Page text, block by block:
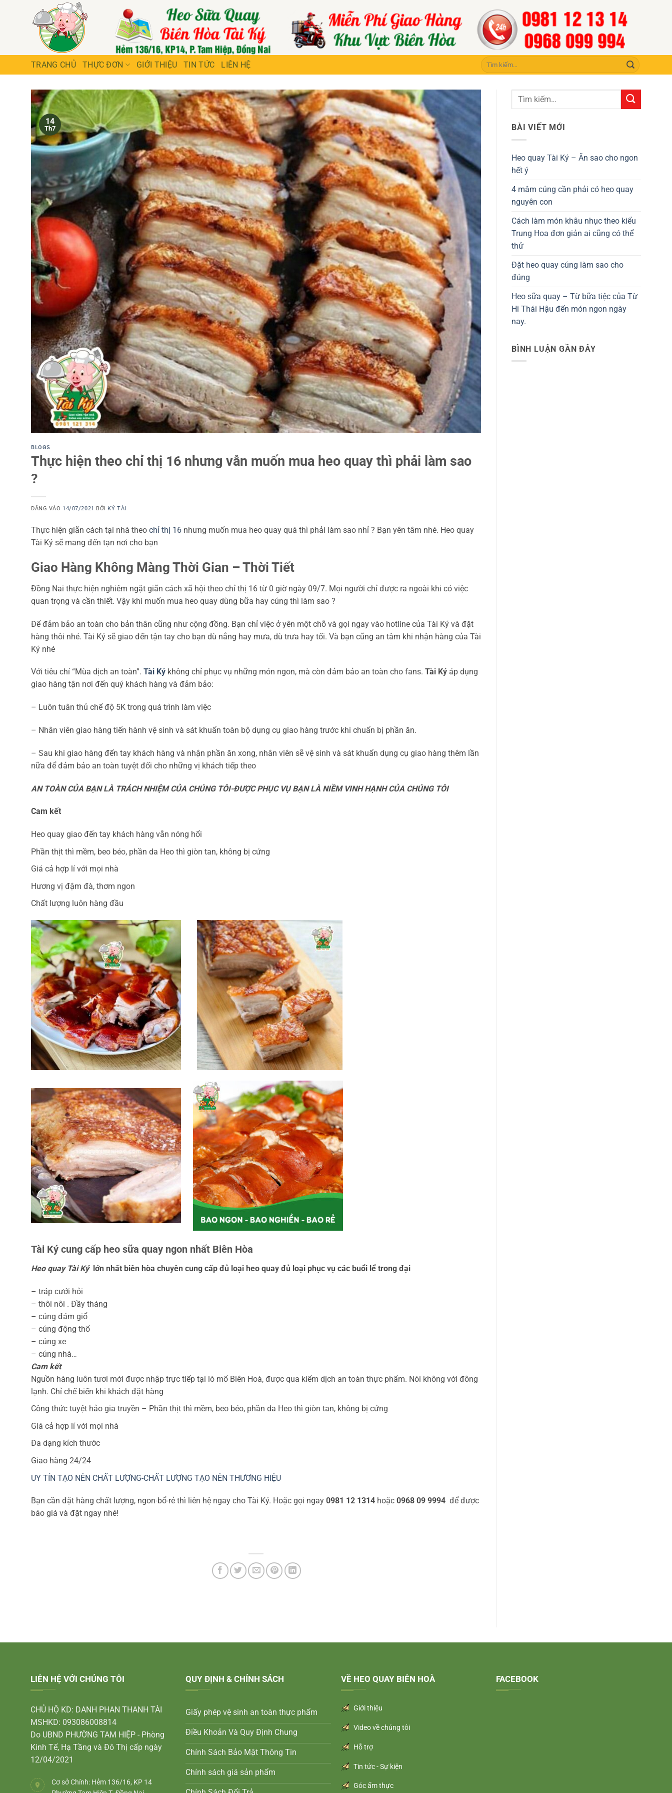
TRANG CHỦ THỰC ĐƠN GIỚI THIỆU TIN TỨC LIÊN HỆ
Tìm
kiếm:
14
Th7
BLOGS
Thực hiện theo chỉ thị 16 nhưng vẫn muốn mua heo quay thì phải làm sao
?
ĐĂNG VÀO 14/07/2021 BỞI KÝ TÀI
Thực hiện giãn cách tại nhà theo chỉ thị 16 nhưng muốn mua heo quay quá thì phải làm sao nhỉ ? Bạn yên tâm nhé. Heo quay
Tài Ký sẽ mang đến tạn nơi cho bạn
Giao Hàng Không Màng Thời Gian – Thời Tiết
Đồng Nai thực hiện nghiêm ngặt giãn cách xã hội theo chỉ thị 16 từ 0 giờ ngày 09/7. Mọi người chỉ được ra ngoài khi có việc
quan trọng và cần thiết. Vậy khi muốn mua heo quay dùng bữa hay cúng thì làm sao ?
Để đảm bảo an toàn cho bản thân cũng như cộng đồng. Bạn chỉ việc ở yên một chỗ và gọi ngay vào hotline của Tài Ký và đặt
hàng thôi nhé. Tài Ký sẽ giao đến tận tay cho bạn dù nắng hay mưa, dù trưa hay tối. Và bạn cũng an tâm khi nhận hàng của Tài
Ký nhé
Với tiêu chí “Mùa dịch an toàn”. Tài Ký không chỉ phục vụ những món ngon, mà còn đảm bảo an toàn cho fans. Tài Ký áp dụng
giao hàng tận nơi đến quý khách hàng và đảm bảo:
– Luôn tuân thủ chế độ 5K trong quá trình làm việc
– Nhân viên giao hàng tiến hành vệ sinh và sát khuẩn toàn bộ dụng cụ giao hàng trước khi chuẩn bị phần ăn.
– Sau khi giao hàng đến tay khách hàng và nhận phần ăn xong, nhân viên sẽ vệ sinh và sát khuẩn dụng cụ giao hàng thêm lần
nữa để đảm bảo an toàn tuyệt đối cho những vị khách tiếp theo
AN TOÀN CỦA BẠN LÀ TRÁCH NHIỆM CỦA CHÚNG TÔI-ĐƯỢC PHỤC VỤ BẠN LÀ NIỀM VINH HẠNH CỦA CHÚNG TÔI
Cam kết
Heo quay giao đến tay khách hàng vẫn nóng hổi
Phần thịt thì mềm, beo béo, phần da Heo thì giòn tan, không bị cứng
Giá cả hợp lí với mọi nhà
Hương vị đậm đà, thơm ngon
Chất lượng luôn hàng đầu
Tài Ký cung cấp heo sữa quay ngon nhất Biên Hòa
Heo quay Tài Ký lớn nhất biên hòa chuyên cung cấp đủ loại heo quay đủ loại phục vụ các buổi lể trong đại
– tráp cưới hỏi
– thôi nôi . Đầy tháng
– cúng đám giổ
– cúng động thổ
– cúng xe
– cúng nhà…
Cam kết
Nguồn hàng luôn tươi mới được nhập trực tiếp tại lò mổ Biên Hoà, được qua kiểm dịch an toàn thực phẩm. Nói không với đông
lạnh. Chỉ chế biến khi khách đặt hàng
Công thức tuyệt hảo gia truyền – Phần thịt thì mềm, beo béo, phần da Heo thì giòn tan, không bị cứng
Giá cả hợp lí với mọi nhà
Đa dạng kích thước
Giao hàng 24/24
UY TÍN TẠO NÊN CHẤT LƯỢNG-CHẤT LƯỢNG TẠO NÊN THƯƠNG HIỆU
Bạn cần đặt hàng chất lượng, ngon-bổ-rẻ thì liên hệ ngay cho Tài Ký. Hoặc gọi ngay 0981 12 1314 hoặc 0968 09 9994 để được
báo giá và đặt ngay nhé!
BÀI VIẾT MỚI
Heo quay Tài Ký – Ăn sao cho ngon
hết ý
4 mâm cúng cần phải có heo quay
nguyên con
Cách làm món khâu nhục theo kiểu
Trung Hoa đơn giản ai cũng có thể
thử
Đặt heo quay cúng làm sao cho
đúng
Heo sữa quay – Từ bữa tiệc của Từ
Hi Thái Hậu đến món ngon ngày
nay.
BÌNH LUẬN GẦN ĐÂY
LIÊN HỆ VỚI CHÚNG TÔI
CHỦ HỘ KD: DANH PHAN THANH TÀI
MSHKD: 093086008814
Do UBND PHƯỜNG TAM HIỆP - Phòng
Kinh Tế, Hạ Tầng và Đô Thị cấp ngày
12/04/2021
Cơ sở Chính: Hẻm 136/16, KP 14
QUY ĐỊNH & CHÍNH SÁCH
Giấy phép vệ sinh an toàn thực phẩm
Điều Khoản Và Quy Định Chung
Chính Sách Bảo Mật Thông Tin
Chính sách giá sản phẩm
VỀ HEO QUAY BIÊN HOÀ
Giới thiệu
Video về chúng tôi
Hỗ trợ
Tin tức - Sự kiện
Góc ẩm thực
FACEBOOK